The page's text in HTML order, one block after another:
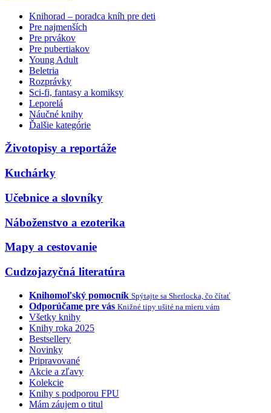
Knihorad – poradca kníh pre deti
Pre najmenších
Pre prvákov
Pre pubertiakov
Young Adult
Beletria
Rozprávky
Sci-fi, fantasy a komiksy
Leporelá
Náučné knihy
Ďalšie kategórie
Životopisy a reportáže
Kuchárky
Učebnice a slovníky
Náboženstvo a ezoterika
Mapy a cestovanie
Cudzojazyčná literatúra
Knihomoľský pomocník Spýtajte sa Sherlocka, čo čítať
Odporúčame pre vás Knižné tipy ušité na mieru vám
Všetky knihy
Knihy roka 2025
Bestsellery
Novinky
Pripravované
Akcie a zľavy
Kolekcie
Knihy s podporou FPU
Mám záujem o titul